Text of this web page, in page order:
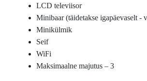
LCD televiisor
Minibaar (täidetakse igapäevaselt -
Minikülmik
Seif
WiFi
Maksimaalne majutus – 3